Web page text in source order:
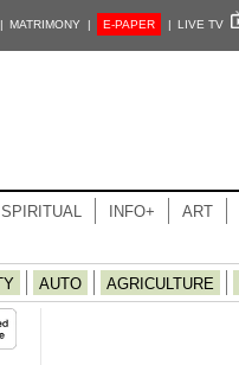
MATRIMONY | E-PAPER | LIVE TV
SPIRITUAL INFO+ ART
AUTO AGRICULTURE